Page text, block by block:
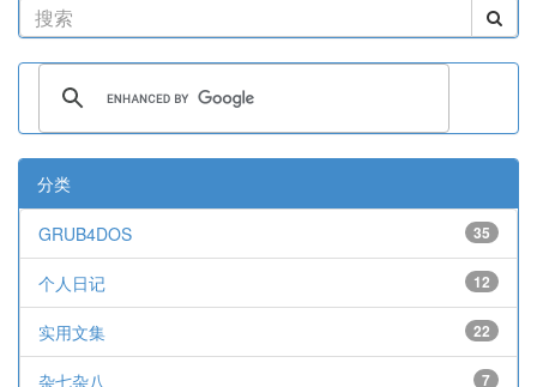
分类
35
GRUB4DOS
12
个人日记
22
实用文集
7
杂七杂八